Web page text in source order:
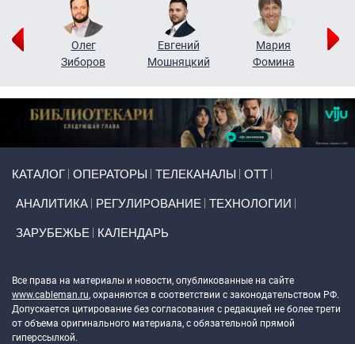
Олег
Зиборов
Евгений
Мошняцкий
Мария
Фомина
КАТАЛОГ ОПЕРАТОРЫ ТЕЛЕКАНАЛЫ ОТТ
АНАЛИТИКА РЕГУЛИРОВАНИЕ ТЕХНОЛОГИИ
ЗАРУБЕЖЬЕ КАЛЕНДАРЬ
Все права на материалы и новости, опубликованные на сайте
www.cableman.ru, охраняются в соответствии с законодательством РФ.
Допускается цитирование без согласования с редакцией не более трети
от объема оригинального материала, с обязательной прямой
гиперссылкой.